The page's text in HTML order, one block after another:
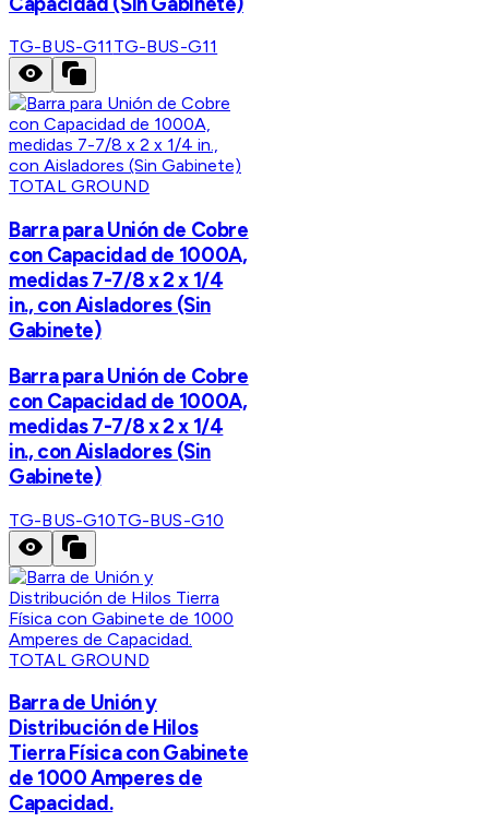
TG-BUS-G11 TG-BUS-G11
TOTAL GROUND
Barra para Unión de Cobre
con Capacidad de 1000A,
medidas 7-7/8 x 2 x 1/4
in., con Aisladores (Sin
Gabinete)
Barra para Unión de Cobre
con Capacidad de 1000A,
medidas 7-7/8 x 2 x 1/4
in., con Aisladores (Sin
Gabinete)
TG-BUS-G10TG-BUS-G10
TOTAL GROUND
Barra de Unión y
Distribución de Hilos
Tierra Física con Gabinete
de 1000 Amperes de
Capacidad.